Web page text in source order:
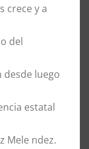
crece y a
del
desde luego
estatal
Mele ndez.